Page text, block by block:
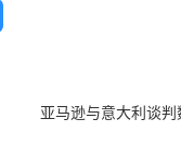
亚马逊与意大利谈